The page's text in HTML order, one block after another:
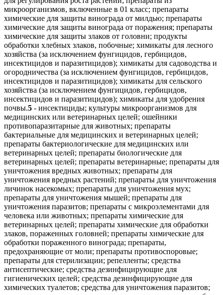
микроорганизмов, включенные в 01 класс; препараты
химические для защиты винограда от милдью; препараты
химические для защиты винограда от поражения; препараты
химические для защиты злаков от головни; продукты
обработки хлебных злаков, побочные; химикаты для лесного
хозяйства (за исключением фунгицидов, гербицидов,
инсектицидов и паразитицидов); химикаты для садоводства и
огородничества (за исключением фунгицидов, гербицидов,
инсектицидов и паразитицидов); химикаты для сельского
хозяйства (за исключением фунгицидов, гербицидов,
инсектицидов и паразитицидов); химикаты для удобрения
почвы.5 - инсектициды; культуры микроорганизмов для
медицинских или ветеринарных целей; ошейники
противопаразитарные для животных; препараты
бактериальные для медицинских и ветеринарных целей;
препараты бактериологические для медицинских или
ветеринарных целей; препараты биологические для
ветеринарных целей; препараты ветеринарные; препараты для
уничтожения вредных животных; препараты для
уничтожения вредных растений; препараты для уничтожения
личинок насекомых; препараты для уничтожения мух;
препараты для уничтожения мышей; препараты для
уничтожения паразитов; препараты с микроэлементами для
человека или животных; препараты химические для
ветеринарных целей; препараты химические для обработки
злаков, пораженных головней; препараты химические для
обработки пораженного винограда; препараты,
предохраняющие от моли; препараты противоспоровые;
препараты для стерилизации; репелленты; средства
антисептические; средства дезинфицирующие для
гигиенических целей; средства дезинфицирующие для
химических туалетов; средства для уничтожения паразитов;